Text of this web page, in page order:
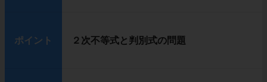
ポイント ２次不等式と判別式の問題